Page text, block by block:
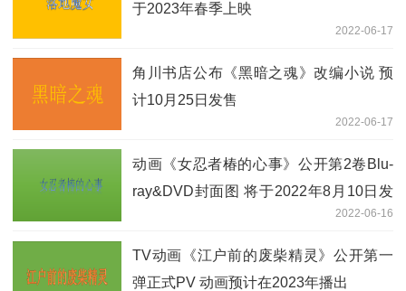
于2023年春季上映
2022-06-17
角川书店公布《黑暗之魂》改编小说 预
计10月25日发售
2022-06-17
动画《女忍者椿的心事》公开第2卷Blu-
ray&DVD封面图 将于2022年8月10日发
2022-06-16
TV动画《江户前的废柴精灵》公开第一
弹正式PV 动画预计在2023年播出